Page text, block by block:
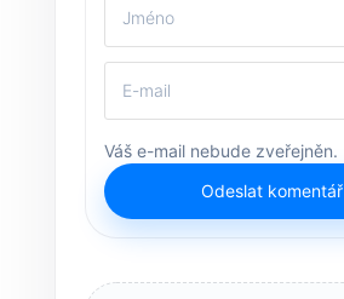
Váš e-mail nebude zveřejněn.
Odeslat komentář